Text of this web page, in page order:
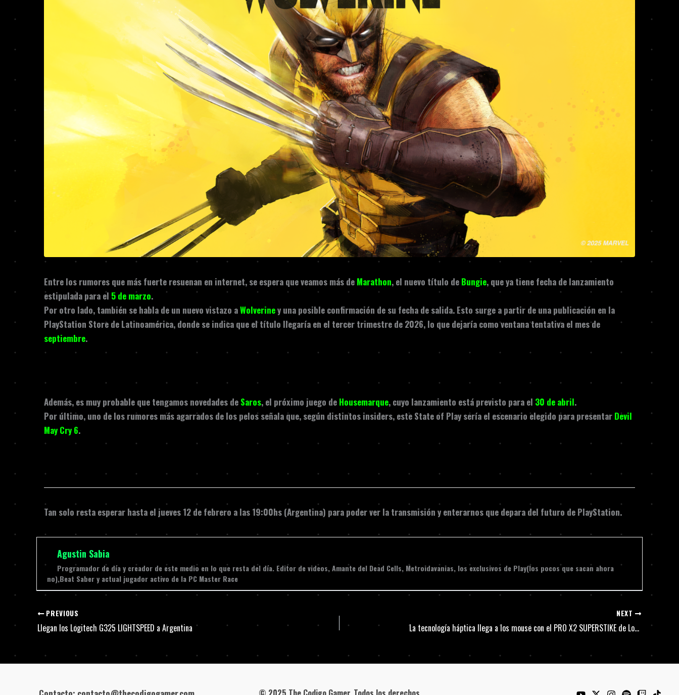
Entre los rumores que más fuerte resuenan en internet, se espera que veamos más de Marathon, el nuevo título de Bungie, que ya tiene fecha de lanzamiento
estipulada para el 5 de marzo.
Por otro lado, también se habla de un nuevo vistazo aWolveriney una posible confirmación de su fecha de salida. Esto surge a partir de una publicación en la
PlayStation Store de Latinoamérica, donde se indica que el título llegaría en el tercer trimestre de 2026, lo que dejaría como ventana tentativa el mes de
septiembre.
Además, es muy probable que tengamos novedades de Saros, el próximo juego de Housemarque, cuyo lanzamiento está previsto para el 30 de abril.
Por último, uno de los rumores más agarrados de los pelos señala que, según distintos insiders, este State of Play sería el escenario elegido para presentar Devil
May Cry 6.
Tan solo resta esperar hasta el jueves 12 de febrero a las 19:00hs (Argentina) para poder ver la transmisión y enterarnos que depara del futuro de PlayStation.
Agustin Sabia
Programador de día y creador de este medio en lo que resta del día. Editor de videos, Amante del Dead Cells, Metroidavanias, los exclusivos de Play(los pocos que sacan ahora
no),Beat Saber y actual jugador activo de la PC Master Race
PREVIOUS
Llegan los Logitech G325 LIGHTSPEED a Argentina
NEXT
La tecnología háptica llega a los mouse con el PRO X2 SUPERSTIKE de Logitech G